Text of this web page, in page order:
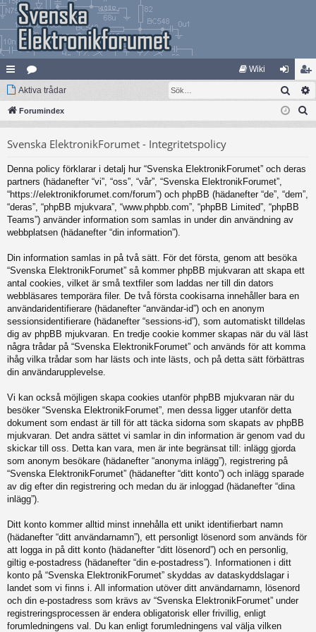
na
bb
ar
at
eg
Wiki
og
ga
li
m
m
Aktiva trådar Sök
Forumindex
Svenska ElektronikForumet - Integritetspolicy
Denna policy förklarar i detalj hur “Svenska ElektronikForumet” och deras
partners (hädanefter “vi”, “oss”, “vår”, “Svenska ElektronikForumet”,
“https://elektronikforumet.com/forum”) och phpBB (hädanefter “de”, “dem”,
“deras”, “phpBB mjukvara”, “www.phpbb.com”, “phpBB Limited”, “phpBB
Teams”) använder information som samlas in under din användning av
webbplatsen (hädanefter “din information”).
Din information samlas in på två sätt. För det första, genom att besöka
“Svenska ElektronikForumet” så kommer phpBB mjukvaran att skapa ett
antal cookies, vilket är små textfiler som laddas ner till din dators
webbläsares temporära filer. De två första cookisarna innehåller bara en
användaridentifierare (hädanefter “användar-id”) och en anonym
sessionsidentifierare (hädanefter “sessions-id”), som automatiskt tilldelas
dig av phpBB mjukvaran. En tredje cookie kommer skapas när du väl läst
några trådar på “Svenska ElektronikForumet” och används för att komma
ihåg vilka trådar som har lästs och inte lästs, och på detta sätt förbättras
din användarupplevelse.
Vi kan också möjligen skapa cookies utanför phpBB mjukvaran när du
besöker “Svenska ElektronikForumet”, men dessa ligger utanför detta
dokument som endast är till för att täcka sidorna som skapats av phpBB
mjukvaran. Det andra sättet vi samlar in din information är genom vad du
skickar till oss. Detta kan vara, men är inte begränsat till: inlägg gjorda
som anonym besökare (hädanefter “anonyma inlägg”), registrering på
“Svenska ElektronikForumet” (hädanefter “ditt konto”) och inlägg sparade
av dig efter din registrering och medan du är inloggad (hädanefter “dina
inlägg”).
Ditt konto kommer alltid minst innehålla ett unikt identifierbart namn
(hädanefter “ditt användarnamn”), ett personligt lösenord som används för
att logga in på ditt konto (hädanefter “ditt lösenord”) och en personlig,
giltig e-postadress (hädanefter “din e-postadress”). Informationen i ditt
konto på “Svenska ElektronikForumet” skyddas av dataskyddslagar i
landet som vi finns i. All information utöver ditt användarnamn, lösenord
och din e-postadress som krävs av “Svenska ElektronikForumet” under
registreringsprocessen är endera obligatorisk eller frivillig, enligt
forumledningens val. Du kan enligt forumledningens val välja vilken